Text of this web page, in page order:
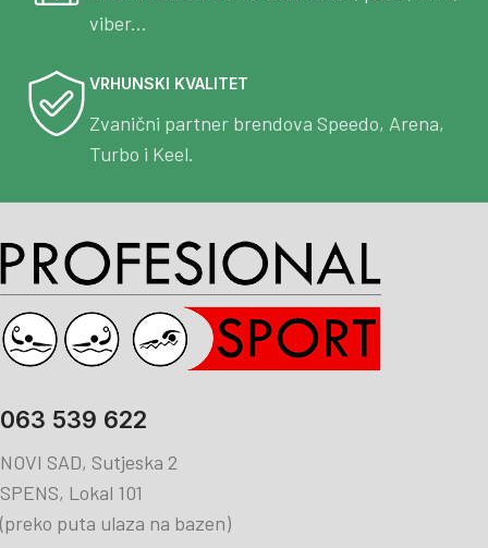
viber...
VRHUNSKI KVALITET
Zvanični partner brendova Speedo, Arena,
Turbo i Keel.
063 539 622
NOVI SAD, Sutjeska 2
SPENS, Lokal 101
(preko puta ulaza na bazen)